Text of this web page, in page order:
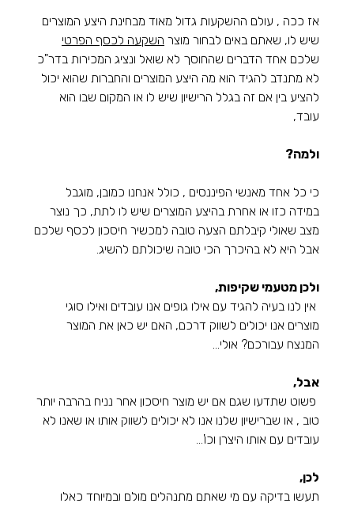
אז ככה , עולם ההשקעות גדול מאוד מבחינת היצע המוצרים
שיש לו, שאתם באים לבחור מוצר השקעה לכסף הפרטי
שלכם אחד הדברים שהחוסך לא שואל ונציג המכירות בדר"כ
לא מתנדב להגיד הוא מה היצע המוצרים והחברות שהוא יכול
להציע בין אם זה בגלל הרישיון שיש לו או המקום שבו הוא
עובד,
ולמה?
כי כל אחד מאנשי הפיננסים , כולל אנחנו כמובן, מוגבל
במידה כזו או אחרת בהיצע המוצרים שיש לו לתת, כך נוצר
מצב שאולי קיבלתם הצעה טובה למכשיר חיסכון לכסף שלכם
אבל היא לא בהיכרך הכי טובה שיכולתם להשיג.
ולכן מטעמי שקיפות,
אין לנו בעיה להגיד עם אילו גופים אנו עובדים ואילו סוגי
מוצרים אנו יכולים לשווק דרכם, האם יש כאן את המוצר
המנצח עבורכם? אולי...
אבל,
פשוט שתדעו שגם אם יש מוצר חיסכון אחר נניח בהרבה יותר
טוב , או שברישיון שלנו אנו לא יכולים לשווק אותו או שאנו לא
עובדים עם אותו היצרן וכו'...
לכן,
תעשו בדיקה עם מי שאתם מתנהלים מולם ובמיוחד כאלו